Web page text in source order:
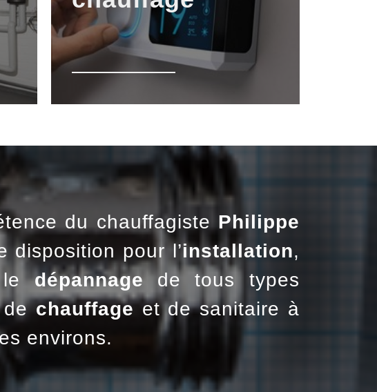
du chauffagiste Philippe
disposition pour l’installation,
ledépannagede tous types
dechauffageet de sanitaire à
environs.